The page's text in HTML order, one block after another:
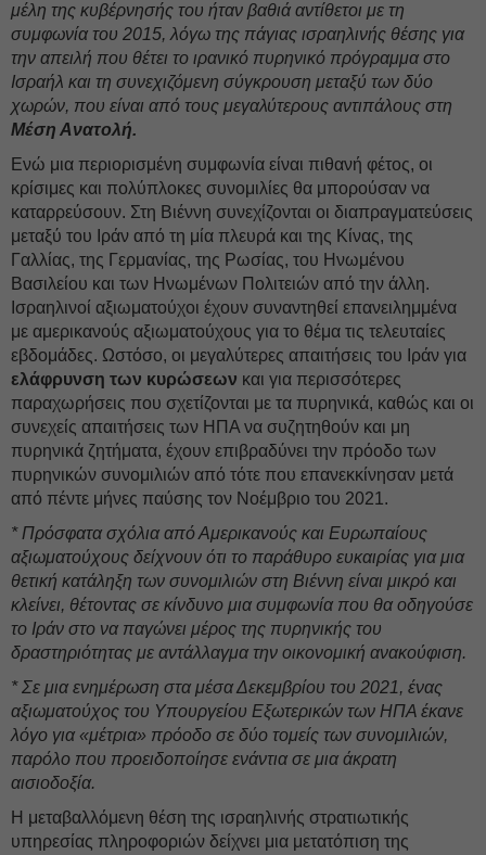
μέλη της κυβέρνησής του ήταν βαθιά αντίθετοι με τη
συμφωνία του 2015, λόγω της πάγιας ισραηλινής θέσης για
την απειλή που θέτει το ιρανικό πυρηνικό πρόγραμμα στο
Ισραήλ και τη συνεχιζόμενη σύγκρουση μεταξύ των δύο
χωρών, που είναι από τους μεγαλύτερους αντιπάλους στη
Μέση Ανατολή.
Ενώ μια περιορισμένη συμφωνία είναι πιθανή φέτος, oι
κρίσιμες και πολύπλοκες συνομιλίες θα μπορούσαν να
καταρρεύσουν. Στη Βιέννη συνεχίζονται οι διαπραγματεύσεις
μεταξύ του Ιράν από τη μία πλευρά και της Κίνας, της
Γαλλίας, της Γερμανίας, της Ρωσίας, του Ηνωμένου
Βασιλείου και των Ηνωμένων Πολιτειών από την άλλη.
Ισραηλινοί αξιωματούχοι έχουν συναντηθεί επανειλημμένα
με αμερικανούς αξιωματούχους για το θέμα τις τελευταίες
εβδομάδες. Ωστόσο, οι μεγαλύτερες απαιτήσεις του Ιράν για
ελάφρυνση των κυρώσεων και για περισσότερες
παραχωρήσεις που σχετίζονται με τα πυρηνικά, καθώς και οι
συνεχείς απαιτήσεις των ΗΠΑ να συζητηθούν και μη
πυρηνικά ζητήματα, έχουν επιβραδύνει την πρόοδο των
πυρηνικών συνομιλιών από τότε που επανεκκίνησαν μετά
από πέντε μήνες παύσης τον Νοέμβριο του 2021.
* Πρόσφατα σχόλια από Αμερικανούς και Ευρωπαίους
αξιωματούχους δείχνουν ότι το παράθυρο ευκαιρίας για μια
θετική κατάληξη των συνομιλιών στη Βιέννη είναι μικρό και
κλείνει, θέτοντας σε κίνδυνο μια συμφωνία που θα οδηγούσε
το Ιράν στο να παγώνει μέρος της πυρηνικής του
δραστηριότητας με αντάλλαγμα την οικονομική ανακούφιση.
* Σε μια ενημέρωση στα μέσα Δεκεμβρίου του 2021, ένας
αξιωματούχος του Υπουργείου Εξωτερικών των ΗΠΑ έκανε
λόγο για «μέτρια» πρόοδο σε δύο τομείς των συνομιλιών,
παρόλο που προειδοποίησε ενάντια σε μια άκρατη
αισιοδοξία.
Η μεταβαλλόμενη θέση της ισραηλινής στρατιωτικής
υπηρεσίας πληροφοριών δείχνει μια μετατόπιση της